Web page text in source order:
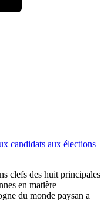
candidats aux élections
clefs des huit principales
en matière
du monde paysan a